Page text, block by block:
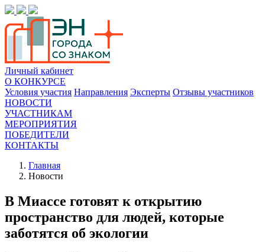
Личный кабинет
О КОНКУРСЕ
Условия участия Направления Эксперты Отзывы участников
НОВОСТИ
УЧАСТНИКАМ
МЕРОПРИЯТИЯ
ПОБЕДИТЕЛИ
КОНТАКТЫ
Главная
Новости
В Миассе готовят к открытию
пространство для людей, которые
заботятся об экологии